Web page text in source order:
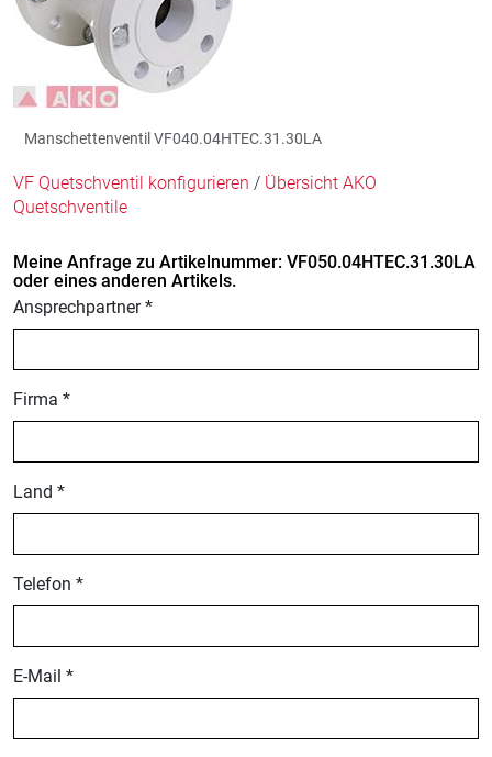
Manschettenventil VF040.04HTEC.31.30LA
VF Quetschventil konfigurieren / Übersicht AKO
Quetschventile
Meine Anfrage zu Artikelnummer: VF050.04HTEC.31.30LA
oder eines anderen Artikels.
Ansprechpartner *
Firma *
Land *
Telefon *
E-Mail *